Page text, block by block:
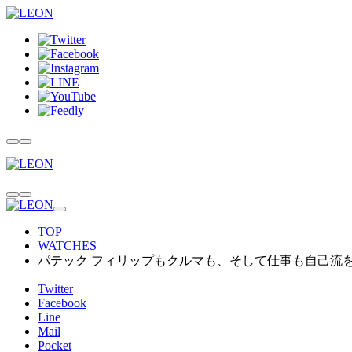
TOP
WATCHES
パテック フィリップもクルマも、そして仕事も自己流
Twitter
Facebook
Line
Mail
Pocket